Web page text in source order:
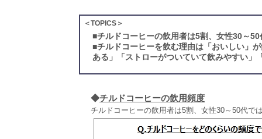
＜TOPICS＞
■チルドコーヒーの飲用者は5割、女性30～
■チルドコーヒーを飲む理由は「おいしい」
ある」「ストローがついていて飲みやすい」
◆チルドコーヒーの飲用頻度
チルドコーヒーの飲用者は5割、女性30～50代で